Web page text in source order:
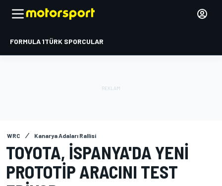
FORMULA 1TÜRK SPORCULAR
WRC Kanarya Adaları Rallisi
TOYOTA, İSPANYA'DA YENI
PROTOTIP ARACINI TEST